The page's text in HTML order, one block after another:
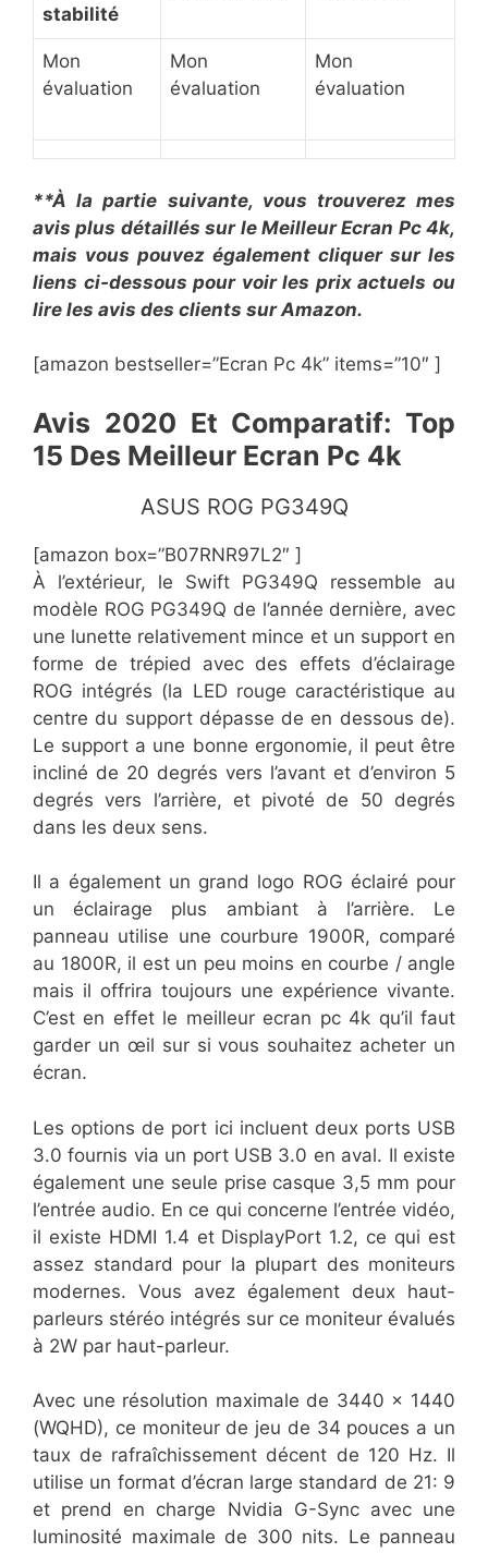
stabilité
Mon
évaluation
Mon
évaluation
Mon
évaluation
**À la partie suivante, vous trouverez mes
avis plus détaillés sur le ​Meilleur Ecran Pc 4k,
mais vous pouvez également cliquer sur les
liens ci-dessous pour voir les prix actuels ou
lire les avis des clients sur Amazon.
[amazon bestseller=”​​Ecran Pc 4k” items=”10″ ]
​Avis 2020 Et Comparatif: Top
15 Des Meilleur Ecran Pc 4k ​
​ASUS ROG PG349Q
[amazon box=”​B07RNR97L2″ ]
À l’extérieur, le Swift PG349Q ressemble au
modèle ROG PG349Q de l’année dernière, avec
une lunette relativement mince et un support en
forme de trépied avec des effets d’éclairage
ROG intégrés (la LED rouge caractéristique au
centre du support dépasse de en dessous de).
Le support a une bonne ergonomie, il peut être
incliné de 20 degrés vers l’avant et d’environ 5
degrés vers l’arrière, et pivoté de 50 degrés
dans les deux sens.
Il a également un grand logo ROG éclairé pour
un éclairage plus ambiant à l’arrière. Le
panneau utilise une courbure 1900R, comparé
au 1800R, il est un peu moins en courbe / angle
mais il offrira toujours une expérience vivante.
C’est en effet le meilleur ecran pc 4k qu’il faut
garder un œil sur si vous souhaitez acheter un
écran.
Les options de port ici incluent deux ports USB
3.0 fournis via un port USB 3.0 en aval. Il existe
également une seule prise casque 3,5 mm pour
l’entrée audio. En ce qui concerne l’entrée vidéo,
il existe HDMI 1.4 et DisplayPort 1.2, ce qui est
assez standard pour la plupart des moniteurs
modernes. Vous avez également deux haut-
parleurs stéréo intégrés sur ce moniteur évalués
à 2W par haut-parleur.
Avec une résolution maximale de 3440 × 1440
(WQHD), ce moniteur de jeu de 34 pouces a un
taux de rafraîchissement décent de 120 Hz. Il
utilise un format d’écran large standard de 21: 9
et prend en charge Nvidia G-Sync avec une
luminosité maximale de 300 nits. Le panneau